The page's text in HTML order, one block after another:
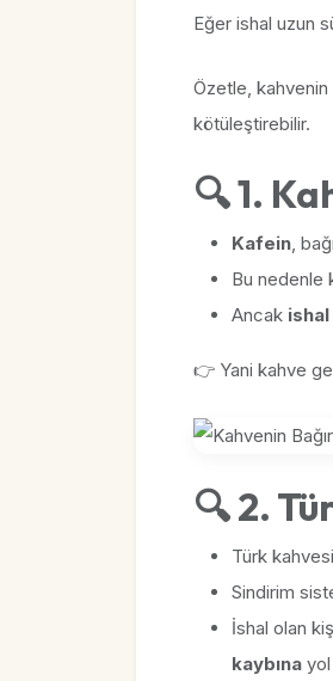
Eğer ishal uzun
Özetle,
kötüleştirebilir.
🔍 1.
Kafein,
Bu nedenle
Ancak
👉 Yani kahve
🔍 2.
Türk
Sindirim
İshal olan
kaybına